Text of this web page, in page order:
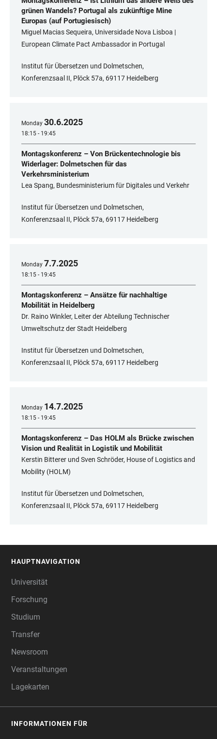
grünen Wandels? Portugal als zukünftige Mine
Europas (auf Portugiesisch)
Miguel Macias Sequeira, Universidade Nova Lisboa |
European Climate Pact Ambassador in Portugal
Institut für Übersetzen und Dolmetschen,
Konferenzsaal II, Plöck 57a, 69117 Heidelberg
Monday 30.6.2025
18:15 - 19:45
Montagskonferenz – Von Brückentechnologie bis
Widerlager: Dolmetschen für das
Verkehrsministerium
Lea Spang, Bundesministerium für Digitales und Verkehr
Institut für Übersetzen und Dolmetschen,
Konferenzsaal II, Plöck 57a, 69117 Heidelberg
Monday 7.7.2025
18:15 - 19:45
Montagskonferenz – Ansätze für nachhaltige
Mobilität in Heidelberg
Dr. Raino Winkler, Leiter der Abteilung Technischer
Umweltschutz der Stadt Heidelberg
Institut für Übersetzen und Dolmetschen,
Konferenzsaal II, Plöck 57a, 69117 Heidelberg
Monday 14.7.2025
18:15 - 19:45
Montagskonferenz – Das HOLM als Brücke zwischen
Vision und Realität in Logistik und Mobilität
Kerstin Bitterer und Sven Schröder, House of Logistics and
Mobility (HOLM)
Institut für Übersetzen und Dolmetschen,
Konferenzsaal II, Plöck 57a, 69117 Heidelberg
HAUPTNAVIGATION
Universität
Forschung
Studium
Transfer
Newsroom
Veranstaltungen
Lagekarten
INFORMATIONEN FÜR